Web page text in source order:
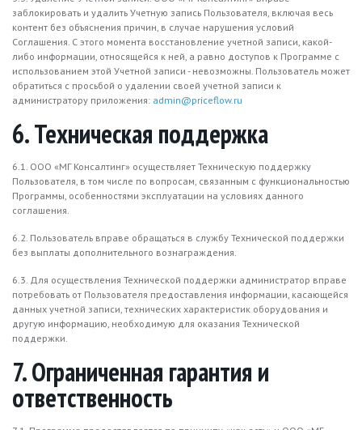
заблокировать и удалить Учетную запись Пользователя, включая весь
контент без объяснения причин, в случае нарушения условий
Соглашения. С этого момента восстановление учетной записи, какой-
либо информации, относящейся к ней, а равно доступов к Программе с
использованием этой Учетной записи - невозможны. Пользователь может
обратиться с просьбой о удалении своей учетной записи к
администратору приложения: admin@priceflow.ru
6. Техническая поддержка
6.1. ООО «МГ Консалтинг» осуществляет Техническую поддержку
Пользователя, в том числе по вопросам, связанным с функциональностью
Программы, особенностями эксплуатации на условиях данного
соглашения.
6.2. Пользователь вправе обращаться в службу Технической поддержки
без выплаты дополнительного вознаграждения.
6.3. Для осуществления Технической поддержки администратор вправе
потребовать от Пользователя предоставления информации, касающейся
данных учетной записи, технических характеристик оборудования и
другую информацию, необходимую для оказания Технической
поддержки.
7. Ограниченная гарантия и
ответственность